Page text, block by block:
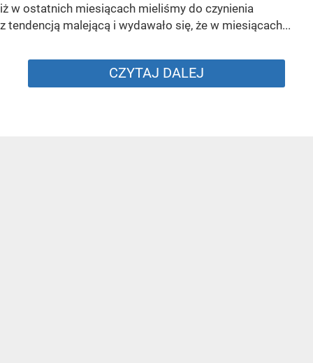
iż w ostatnich miesiącach mieliśmy do czynienia
z tendencją malejącą i wydawało się, że w miesiącach...
CZYTAJ DALEJ